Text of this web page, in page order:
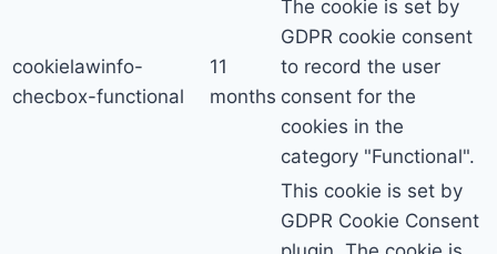
cookielawinfo-
checbox-functional
11
months
The cookie is set by
GDPR cookie consent
to record the user
consent for the
cookies in the
category "Functional".
This cookie is set by
GDPR Cookie Consent